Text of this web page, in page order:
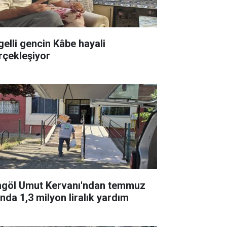
gencin Kâbe hayali
Umut Kervanı'ndan temmuz
1,3 milyon liralık yardım